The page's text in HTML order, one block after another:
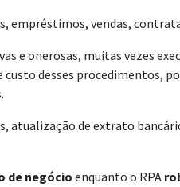
empréstimos, vendas,
e onerosas, muitas vezes
desses
atualização de extrato
de negócio enquanto o RPA